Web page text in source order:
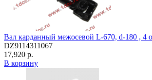
Вал карданный межосевой L-670, d-180 , 4
DZ9114311067
17,920 р.
В корзину